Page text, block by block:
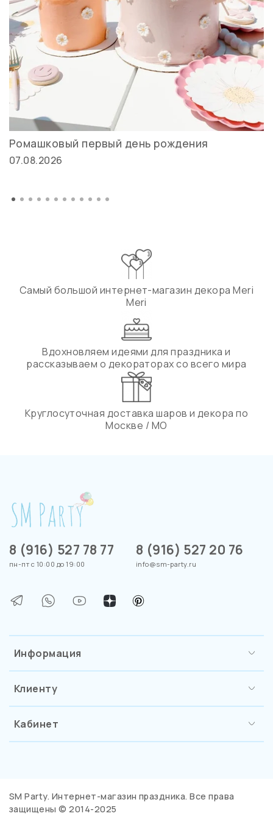
Ромашковый первый день рождения
07.08.2026
Самый большой интернет-магазин декора Meri
Meri
Вдохновляем идеями для праздника и
рассказываем о декораторах со всего мира
Круглосуточная доставка шаров и декора по
Москве / МО
Информация
Клиенту
Кабинет
8 (916) 527 78 77
пн-пт с 10:00 до 19:00
8 (916) 527 20 76
info@sm-party.ru
SM Party. Интернет-магазин праздника. Все права
защищены © 2014-2025